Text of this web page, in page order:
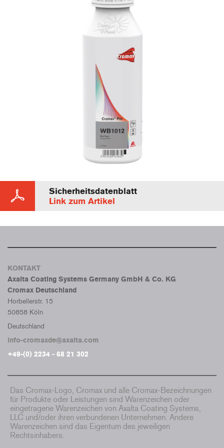
Sicherheitsdatenblatt
Link zum Artikel
KONTAKT
Axalta Coating Systems Germany GmbH & Co. KG
Cromax Deutschland
Horbellerstr. 15
50858 Köln
Deutschland
info-cromaxde@axalta.com
+49-(0) 2234 - 68 21 302
Das Cromax-Logo, Cromax und alle Cromax-Bezeichnungen
für Produkte oder Leistungen sind Warenzeichen oder
eingetragene Warenzeichen von Axalta Coating Systems,
LLC und/oder ihren verbundenen Unternehmen. Andere
Warenzeichen sind das Eigentum des jeweiligen
Rechtsinhabers.